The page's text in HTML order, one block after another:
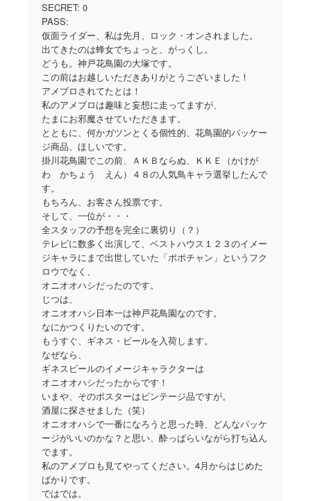
SECRET: 0
PASS:
仮面ライダー、私は先月、ロック・オンされました。
出てきたのは蜂女でちょっと、がっくし。
どうも。神戸花鳥園の大塚です。
この前はお越しいただきありがとうございました！
アメブロされてたとは！
私のアメブロは趣味と妄想に走ってますが、
たまにお邪魔させていただきます。
とともに、何かガツンとくる個性的、花鳥園的パッケー
ジ商品、ほしいです。
掛川花鳥園でこの前、ＡＫＢならぬ、ＫＫＥ（かけが
わ かちょう えん）４８の人気鳥キャラ選挙したんで
す。
もちろん、お客さん投票です。
そして、一位が・・・
全スタッフの予想を完全に裏切り（？）
テレビに数多く出演して、ベストハウス１２３のイメー
ジキャラにまで出世していた「ポポチャン」というフク
ロウでなく、
オニオオハシだったのです。
じつは、
オニオオハシ日本一は神戸花鳥園なのです。
なにかつくりたいのです。
もうすぐ、ギネス・ビールを入荷します。
なぜなら、
ギネスビールのイメージキャラクターは
オニオオハシだったからです！
いまや、そのポスターはビンテージ品ですが。
酒屋に探させました（笑）
オニオオハシで一番になろうと思った時、どんなパッケ
ージがいいのかな？と思い、酔っぱらいながら打ち込ん
でます。
私のアメブロも見てやってください。4月からはじめた
ばかりです。
ではでは。